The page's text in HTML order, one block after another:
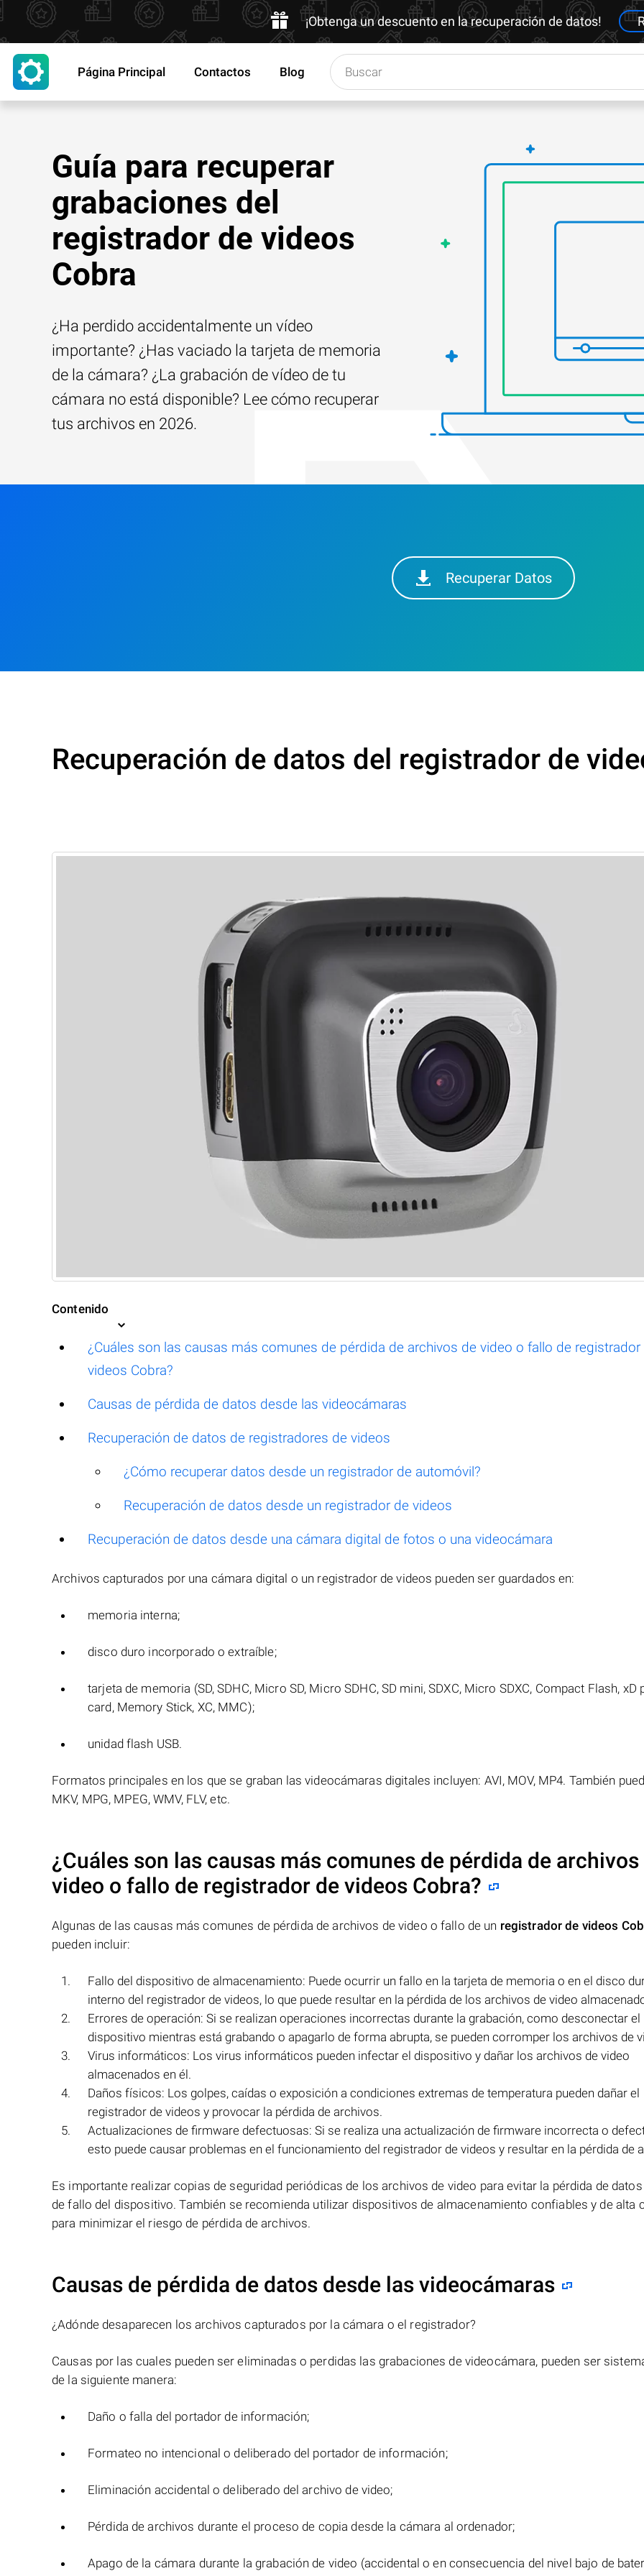
¡Obtenga un descuento en la recuperación de datos!
Página Principal Contactos Blog
Guía para recuperar
grabaciones del
registrador de videos
Cobra
¿Ha perdido accidentalmente un vídeo
importante? ¿Has vaciado la tarjeta de memoria
de la cámara? ¿La grabación de vídeo de tu
cámara no está disponible? Lee cómo recuperar
tus archivos en 2026.
Recuperar Datos
Recuperación de datos del registrador de
Contenido
¿Cuáles son las causas más comunes de pérdida de archivos de video o fallo de registrador
videos Cobra?
Causas de pérdida de datos desde las videocámaras
Recuperación de datos de registradores de videos
¿Cómo recuperar datos desde un registrador de automóvil?
Recuperación de datos desde un registrador de videos
Recuperación de datos desde una cámara digital de fotos o una videocámara
Archivos capturados por una cámara digital o un registrador de videos pueden ser guardados en:
memoria interna;
disco duro incorporado o extraíble;
tarjeta de memoria (SD, SDHC, Micro SD, Micro SDHC, SD mini, SDXC, Micro SDXC, Compact Flash, xD
card, Memory Stick, XC, MMC);
unidad flash USB.
Formatos principales en los que se graban las videocámaras digitales incluyen: AVI, MOV, MP4. También
MKV, MPG, MPEG, WMV, FLV, etc.
¿Cuáles son las causas más comunes de pérdida de archivos
video o fallo de registrador de videos Cobra?
Algunas de las causas más comunes de pérdida de archivos de video o fallo de un registrador de videos
pueden incluir:
Fallo del dispositivo de almacenamiento: Puede ocurrir un fallo en la tarjeta de memoria o en el disco
interno del registrador de videos, lo que puede resultar en la pérdida de los archivos de video
Errores de operación: Si se realizan operaciones incorrectas durante la grabación, como desconectar el
dispositivo mientras está grabando o apagarlo de forma abrupta, se pueden corromper los archivos de
Virus informáticos: Los virus informáticos pueden infectar el dispositivo y dañar los archivos de video
almacenados en él.
Daños físicos: Los golpes, caídas o exposición a condiciones extremas de temperatura pueden dañar el
registrador de videos y provocar la pérdida de archivos.
Actualizaciones de firmware defectuosas: Si se realiza una actualización de firmware incorrecta o
esto puede causar problemas en el funcionamiento del registrador de videos y resultar en la pérdida de
Es importante realizar copias de seguridad periódicas de los archivos de video para evitar la pérdida de
de fallo del dispositivo. También se recomienda utilizar dispositivos de almacenamiento confiables y de alta
para minimizar el riesgo de pérdida de archivos.
Causas de pérdida de datos desde las videocámaras
¿Adónde desaparecen los archivos capturados por la cámara o el registrador?
Causas por las cuales pueden ser eliminadas o perdidas las grabaciones de videocámara, pueden ser
de la siguiente manera:
Daño o falla del portador de información;
Formateo no intencional o deliberado del portador de información;
Eliminación accidental o deliberado del archivo de video;
Pérdida de archivos durante el proceso de copia desde la cámara al ordenador;
Apago de la cámara durante la grabación de video (accidental o en consecuencia del nivel bajo de